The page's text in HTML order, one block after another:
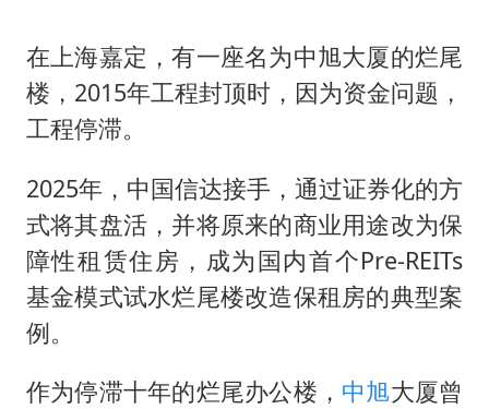
在上海嘉定，有一座名为中旭大厦的烂尾
楼，2015年工程封顶时，因为资金问题，
工程停滞。
2025年，中国信达接手，通过证券化的方
式将其盘活，并将原来的商业用途改为保
障性租赁住房，成为国内首个Pre-REITs
基金模式试水烂尾楼改造保租房的典型案
例。
作为停滞十年的烂尾办公楼， 中旭大厦曾